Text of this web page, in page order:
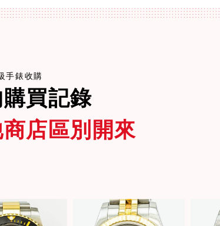
手錶收購
買記錄
店區別開來